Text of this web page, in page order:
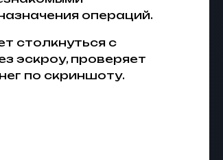
операций.
столкнуться с
эскроу, проверяет
по скриншоту.